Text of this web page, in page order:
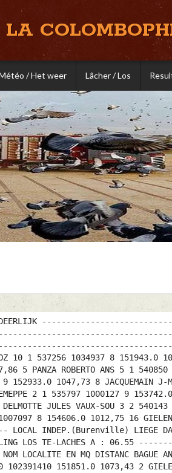
LA
/ Het weer Lâcher / Los
DEERLIJK
VITESSE
10 1 537256 1034937 8 151943.0
5 PANZA ROBERTO ANS 5 1
9 152933.0 1047,73 8
2 1 535797 1000127 9
JULES VAUX-SOU 3 2
1007097 8 154606.0 1012,75 16
INDEP.(Burenville) LIEGE
LOS TE-LACHES A :
NO NOM LOCALITE EN MQ
151851.0 1073,43 2